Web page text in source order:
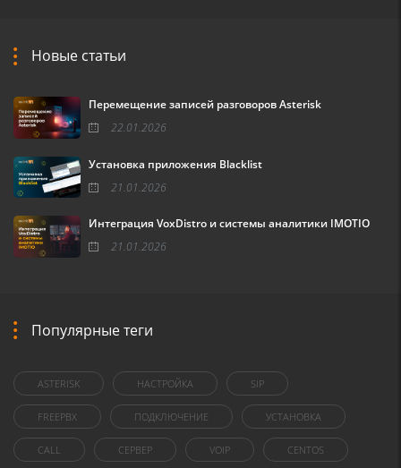
Новые статьи
Перемещение записей разговоров Asterisk
22.01.2026
Установка приложения Blacklist
21.01.2026
Интеграция VoxDistro и системы аналитики IMOTIO
21.01.2026
Популярные теги
ASTERISK НАСТРОЙКА SIP
FREEPBX ПОДКЛЮЧЕНИЕ УСТАНОВКА
CALL СЕРВЕР VOIP CENTOS